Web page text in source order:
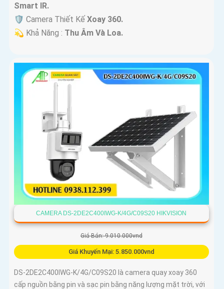
Smart IR.
🛡 Camera Thiết Kế Xoay 360.
️💫 Khả Năng : Thu Âm Và Loa.
CAMERA DS-2DE2C400IWG-K/4G/C09S20 HIKVISION
Giá Bán: 9.010.000vnd
Giá Khuyến Mại: 5.850.000vnd
DS-2DE2C400IWG-K/4G/C09S20 là camera quay xoay 360
cấp nguồn bằng pin và sạc pin bằng năng lượng mặt trời, với